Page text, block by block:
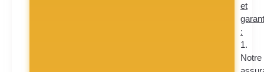
et
:
1.
Notre